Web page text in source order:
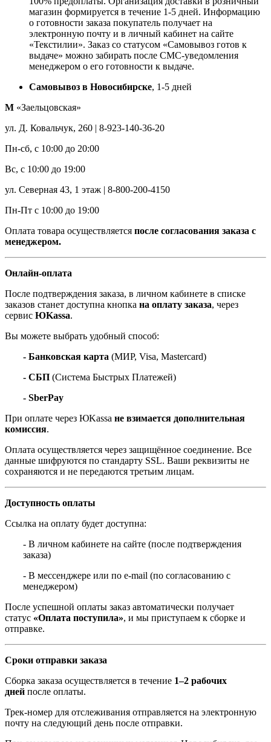
магазин формируется в течение 1-5 дней. Информацию
о готовности заказа покупатель получает на
электронную почту и в личный кабинет на сайте
«Текстилии». Заказ со статусом «Самовывоз готов к
выдаче» можно забирать после СМС-уведомления
менеджером о его готовности к выдаче.
Самовывоз в Новосибирске, 1-5 дней
М «Заельцовская»
ул. Д. Ковальчук, 260 | 8-923-140-36-20
Пн-сб, с 10:00 до 20:00
Вс, с 10:00 до 19:00
ул. Северная 43, 1 этаж | 8-800-200-4150
Пн-Пт с 10:00 до 19:00
Оплата товара осуществляется после согласования заказа с
менеджером.
Онлайн-оплата
После подтверждения заказа, в личном кабинете в списке
заказов станет доступна кнопка на оплату заказа, через
сервис ЮKassa.
Вы можете выбрать удобный способ:
- Банковская карта (МИР, Visa, Mastercard)
- СБП (Система Быстрых Платежей)
- SberPay
При оплате через ЮKassa не взимается дополнительная
комиссия.
Оплата осуществляется через защищённое соединение. Все
данные шифруются по стандарту SSL. Ваши реквизиты не
сохраняются и не передаются третьим лицам.
Доступность оплаты
Ссылка на оплату будет доступна:
- В личном кабинете на сайте (после подтверждения
заказа)
- В мессенджере или по e-mail (по согласованию с
менеджером)
После успешной оплаты заказ автоматически получает
статус «Оплата поступила», и мы приступаем к сборке и
отправке.
Сроки отправки заказа
Сборка заказа осуществляется в течение 1–2 рабочих
дней после оплаты.
Трек-номер для отслеживания отправляется на электронную
почту на следующий день после отправки.